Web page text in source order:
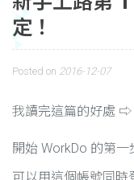
定！
Posted on 2016-12-07
我讀完這篇的好處 ⇨
開始 WorkDo 的第